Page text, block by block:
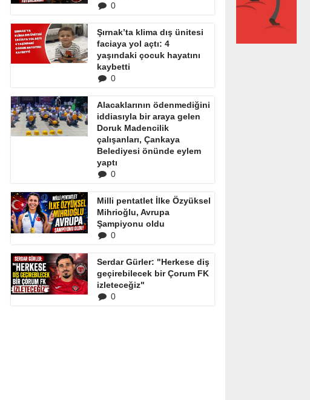
0
Şırnak’ta klima dış ünitesi
faciaya yol açtı: 4
yaşındaki çocuk hayatını
kaybetti
0
Alacaklarının ödenmediğini
iddiasıyla bir araya gelen
Doruk Madencilik
çalışanları, Çankaya
Belediyesi önünde eylem
yaptı
0
Milli pentatlet İlke Özyüksel
Mihrioğlu, Avrupa
Şampiyonu oldu
0
Serdar Gürler: "Herkese diş
geçirebilecek bir Çorum FK
izleteceğiz"
0